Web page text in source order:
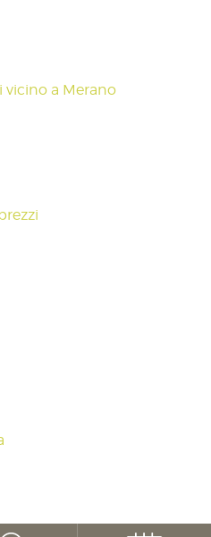
vicino a Merano